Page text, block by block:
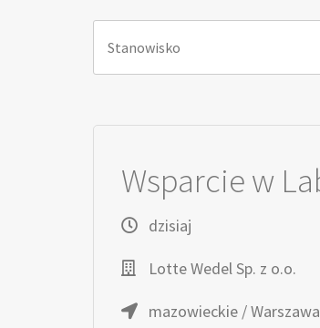
dzisiaj
Lotte Wedel Sp. z o.o.
mazowieckie / Warszawa